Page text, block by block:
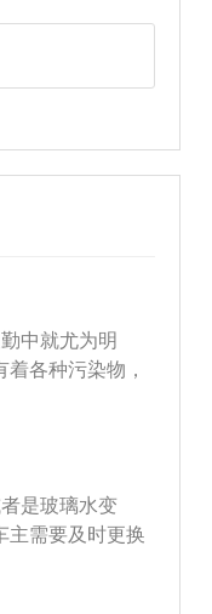
中就尤为明
各种污染物，
近有一些餐
来很模糊；解
可能是雨刷过
刮器，然后缓
刮出来很模
，也会导致雨
是玻璃水变
主需要及时更换
有效地贴合在